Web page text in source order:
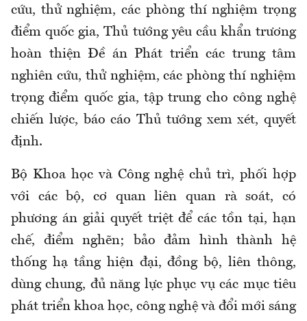
cứu, thử nghiệm, các phòng thí nghiệm trọng
điểm quốc gia, Thủ tướng yêu cầu khẩn trương
hoàn thiện Đề án Phát triển các trung tâm
nghiên cứu, thử nghiệm, các phòng thí nghiệm
trọng điểm quốc gia, tập trung cho công nghệ
chiến lược, báo cáo Thủ tướng xem xét, quyết
định.
Bộ Khoa học và Công nghệ chủ trì, phối hợp
với các bộ, cơ quan liên quan rà soát, có
phương án giải quyết triệt để các tồn tại, hạn
chế, điểm nghẽn; bảo đảm hình thành hệ
thống hạ tầng hiện đại, đồng bộ, liên thông,
dùng chung, đủ năng lực phục vụ các mục tiêu
phát triển khoa học, công nghệ và đổi mới sáng